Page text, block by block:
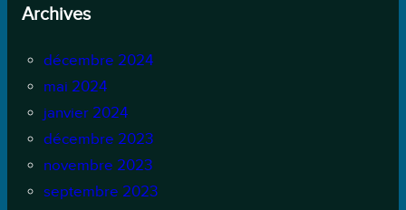
Archives
décembre 2024
mai 2024
janvier 2024
décembre 2023
novembre 2023
septembre 2023